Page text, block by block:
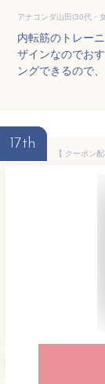
アナコンダ山田(30代・
内転筋のトレー
ザインなのでお
ングできるので
17th